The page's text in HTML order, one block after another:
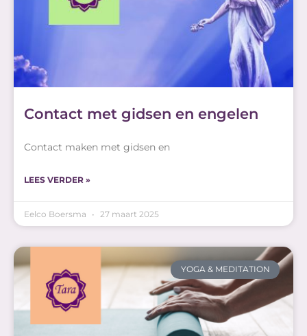
Contact met gidsen en engelen
Contact maken met gidsen en
LEES VERDER »
Eelco Boersma 27 maart 2025
YOGA & MEDITATION